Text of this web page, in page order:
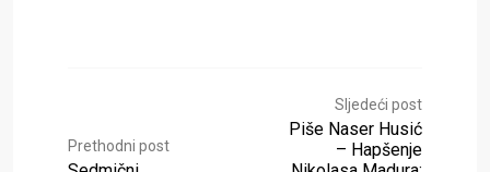
Prethodni post
Sljedeći post
Piše Naser Husić
– Hapšenje